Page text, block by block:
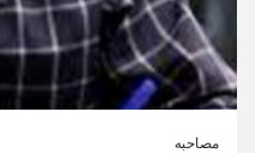
مصاحبه